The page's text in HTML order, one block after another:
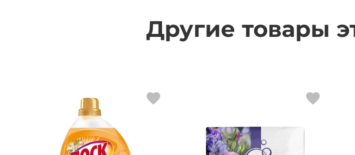
Другие товары